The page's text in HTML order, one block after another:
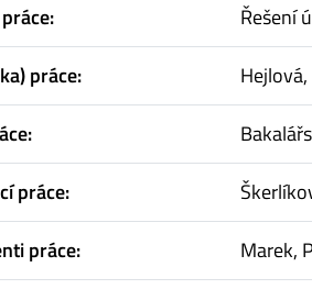
Řešení
práce:
práce:
práce:
Marek,